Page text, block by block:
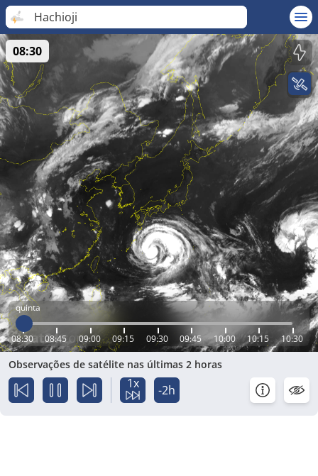
Hachioji
quinta
08:30 08:45 09:00 09:15 09:30 09:45 10:00 10:15 10:30
08:30
Observações de satélite nas últimas 2 horas
1x -2h